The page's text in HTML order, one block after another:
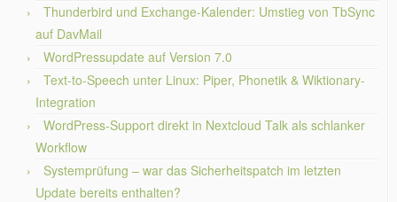
Thunderbird und Exchange-Kalender: Umstieg von TbSync
auf DavMail
WordPressupdate auf Version 7.0
Text-to-Speech unter Linux: Piper, Phonetik & Wiktionary-
Integration
WordPress-Support direkt in Nextcloud Talk als schlanker
Workflow
Systemprüfung – war das Sicherheitspatch im letzten
Update bereits enthalten?